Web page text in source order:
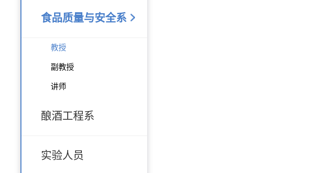
食品质量与安全系
教授
副教授
讲师
酿酒工程系
实验人员